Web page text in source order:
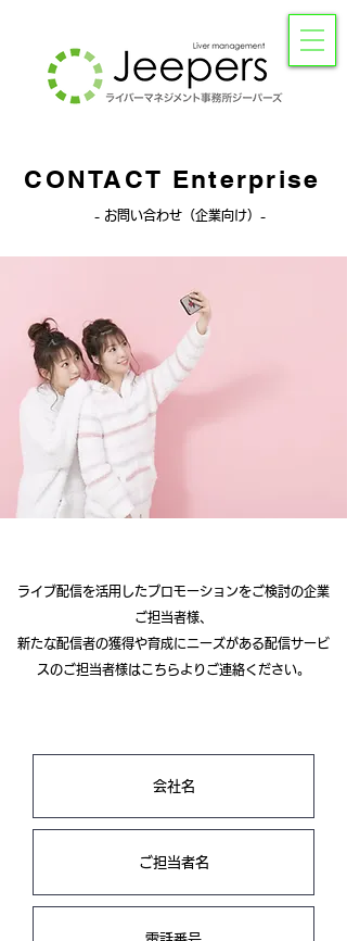
CONTACT Enterprise
- お問い合わせ（企業向け）-
ライブ配信を活用したプロモーションをご検討の企業
ご担当者様、
新たな配信者の獲得や育成にニーズがある配信サービ
スのご担当者様はこちらよりご連絡ください。